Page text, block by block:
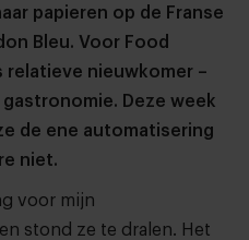
papieren op de Franse
Bleu. Voor Food
relatieve nieuwkomer –
Deze week
de ene automatisering
niet.
voor mijn
stond ze te dralen. Het